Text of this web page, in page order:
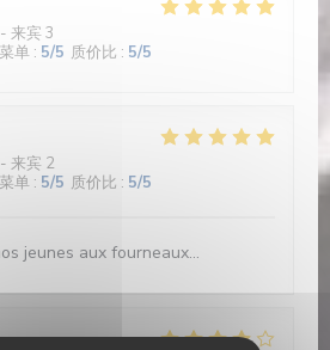
来宾 3
菜单 : 5/5 质价比 : 5/5
来宾 2
菜单 : 5/5 质价比 : 5/5
jeunes aux fourneaux...